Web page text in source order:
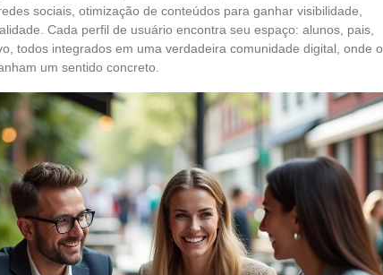
sociais, otimização de conteúdos para ganhar visibilidade,
Cada perfil de usuário encontra seu espaço: alunos, pais,
todos integrados em uma verdadeira comunidade digital, onde o
um sentido concreto.